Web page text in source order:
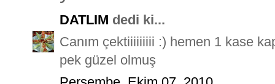
DATLIM dedi ki...
Canım çektiiiiiiiii :) hemen 1 kase
pek güzel olmuş